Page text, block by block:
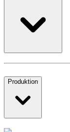
Produktion